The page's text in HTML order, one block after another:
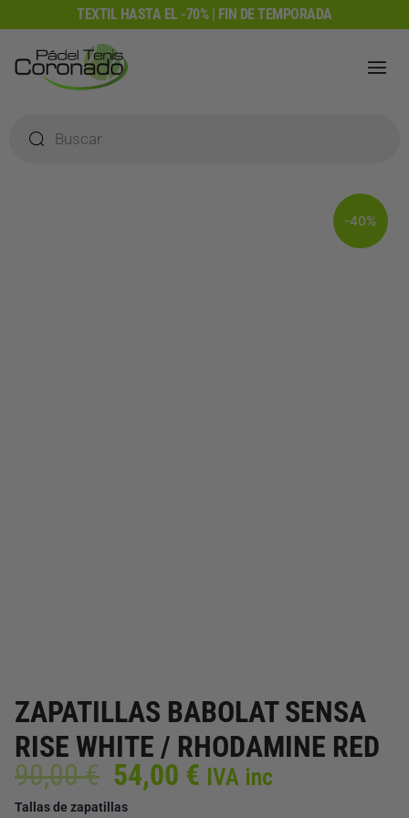
al
contenido
TEXTIL HASTA EL -70% | FIN DE TEMPORADA
productos
-40%
ZAPATILLAS BABOLAT SENSA
RISE WHITE / RHODAMINE RED
90,00€ El
precio
54,00 € El
precio
IVA inc
Tallas de zapatillas
ZAPATILLAS